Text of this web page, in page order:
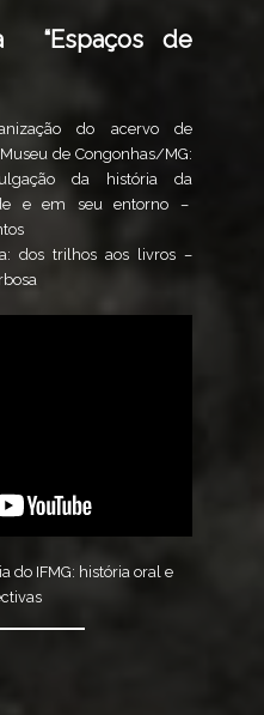
“Espaços de
do acervo de
de Congonhas/MG:
da história da
e em seu entorno –
dos trilhos aos livros –
do IFMG: história oral e